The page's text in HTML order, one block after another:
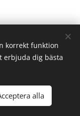
korrekt funktion
erbjuda dig bästa
alla